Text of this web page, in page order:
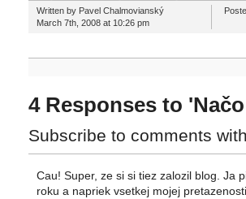
Written by Pavel Chalmovianský
March 7th, 2008 at 10:26 pm
4 Responses to
Subscribe to comments with
Cau! Super, ze si si tiez zalozil blog. Ja
roku a napriek vsetkej mojej